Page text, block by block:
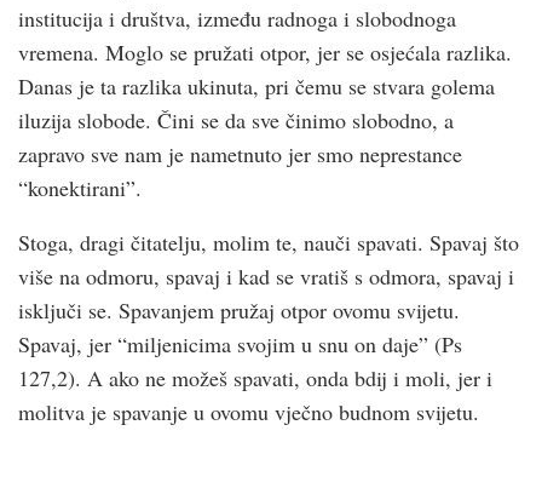
institucija i društva, između radnoga i slobodnoga
vremena. Moglo se pružati otpor, jer se osjećala razlika.
Danas je ta razlika ukinuta, pri čemu se stvara golema
iluzija slobode. Čini se da sve činimo slobodno, a
zapravo sve nam je nametnuto jer smo neprestance
“konektirani”.
Stoga, dragi čitatelju, molim te, nauči spavati. Spavaj što
više na odmoru, spavaj i kad se vratiš s odmora, spavaj i
isključi se. Spavanjem pružaj otpor ovomu svijetu.
Spavaj, jer “miljenicima svojim u snu on daje” (Ps
127,2). A ako ne možeš spavati, onda bdij i moli, jer i
molitva je spavanje u ovomu vječno budnom svijetu.